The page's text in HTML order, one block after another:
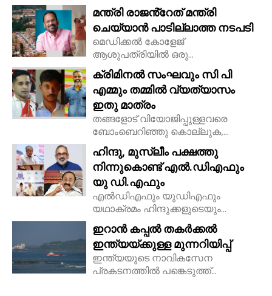
മന്ത്രി രാജൻ്റേത് മന്ത്രി
ചെയ്യാൻ പാടില്ലാത്ത നടപടി
മെഡിക്കൽ കോളേജ്
ആശുപത്രിയിൽ ഒരു...
ക്രിമിനൽ സംഘവും സി പി
എമ്മും തമ്മിൽ വ്യത്യാസം
ഇതു മാത്രം
തങ്ങളോട് വിയോജിപ്പുള്ളവരെ
ബോംബെറിഞ്ഞു കൊല്ലുക,...
ഹിന്ദു, മുസ്ലീം പക്ഷത്തു
നിന്നുകൊണ്ട് എൽ.ഡിഎഫും
യു ഡി.എഫും
എൽഡിഎഫും യുഡിഎഫും
യഥാക്രമം ഹിന്ദുക്കളുടെയും...
ഇറാൻ കപ്പൽ തകർക്കൽ
ഇന്ത്യയ്ക്കുള്ള മുന്നറിയിപ്പ്
ഇന്ത്യയുടെ നാവികസേന
പ്രകടനത്തിൽ പങ്കെടുത്ത്...